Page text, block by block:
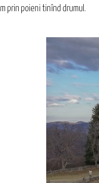
prin poieni tinînd drumul.